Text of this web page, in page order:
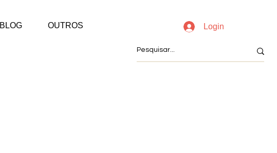
BLOG OUTROS Login